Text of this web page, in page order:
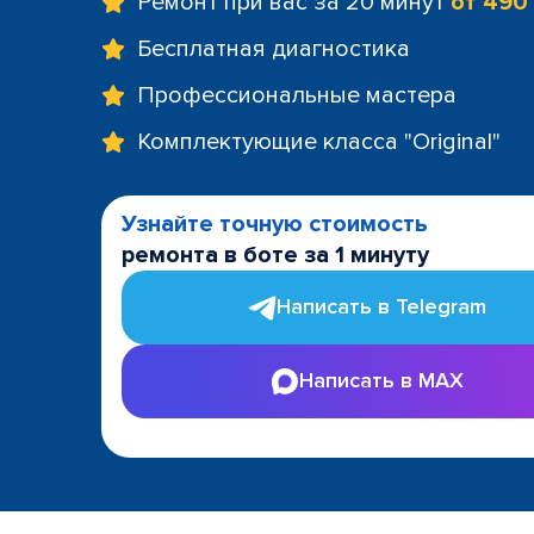
Бесплатная диагностика
Профессиональные мастера
Комплектующие класса "Original"
Узнайте точную стоимость
ремонта в боте за 1 минуту
Написать в Telegram
Написать в MAX